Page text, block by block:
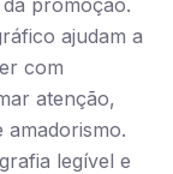
promoção.
ajudam a
com
atenção,
amadorismo.
legível e